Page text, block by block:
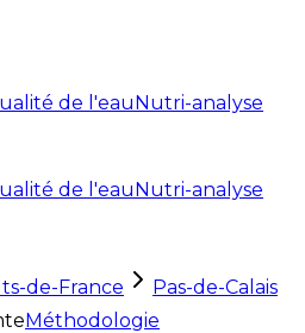
de l'eauNutri-analyse
de l'eauNutri-analyse
de-France
Pas-de-Calais
Méthodologie